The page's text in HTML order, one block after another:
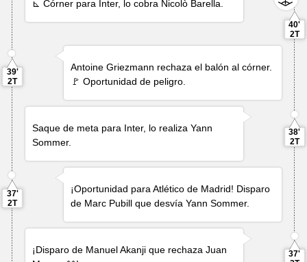
⊾ Córner para Inter, lo cobra Nicolò Barella
40'
2T
39'
2T
Antoine Griezmann rechaza el balón al córner.
🚩 Oportunidad de peligro.
Saque de meta para Inter, lo realizaYann
Sommer.
38'
2T
37'
2T
¡Oportunidad para Atlético de Madrid! Disparo
de Marc Pubill que desvíaYann Sommer.
¡Disparo de Manuel Akanji que rechazaJuan
37'